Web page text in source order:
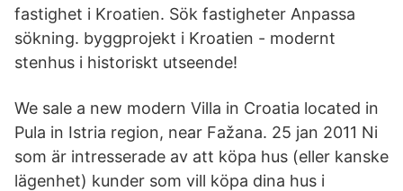
fastighet i Kroatien. Sök fastigheter Anpassa
sökning. byggprojekt i Kroatien - modernt
stenhus i historiskt utseende!
We sale a new modern Villa in Croatia located in
Pula in Istria region, near Fažana. 25 jan 2011 Ni
som är intresserade av att köpa hus (eller kanske
lägenhet) kunder som vill köpa dina hus i